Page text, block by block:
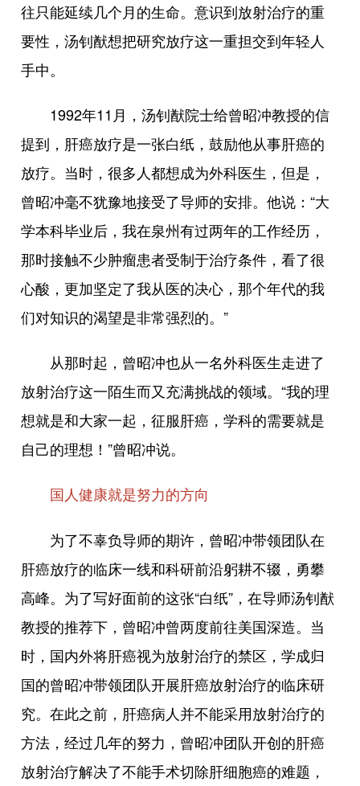
往只能延续几个月的生命。意识到放射治疗的重
要性，汤钊猷想把研究放疗这一重担交到年轻人
手中。
1992年11月，汤钊猷院士给曾昭冲教授的信
提到，肝癌放疗是一张白纸，鼓励他从事肝癌的
放疗。当时，很多人都想成为外科医生，但是，
曾昭冲毫不犹豫地接受了导师的安排。他说：“大
学本科毕业后，我在泉州有过两年的工作经历，
那时接触不少肿瘤患者受制于治疗条件，看了很
心酸，更加坚定了我从医的决心，那个年代的我
们对知识的渴望是非常强烈的。”
从那时起，曾昭冲也从一名外科医生走进了
放射治疗这一陌生而又充满挑战的领域。“我的理
想就是和大家一起，征服肝癌，学科的需要就是
自己的理想！”曾昭冲说。
国人健康就是努力的方向
为了不辜负导师的期许，曾昭冲带领团队在
肝癌放疗的临床一线和科研前沿躬耕不辍，勇攀
高峰。为了写好面前的这张“白纸”，在导师汤钊猷
教授的推荐下，曾昭冲曾两度前往美国深造。当
时，国内外将肝癌视为放射治疗的禁区，学成归
国的曾昭冲带领团队开展肝癌放射治疗的临床研
究。在此之前，肝癌病人并不能采用放射治疗的
方法，经过几年的努力，曾昭冲团队开创的肝癌
放射治疗解决了不能手术切除肝细胞癌的难题，